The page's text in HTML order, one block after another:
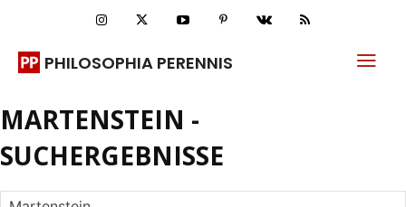
PHILOSOPHIA PERENNIS
MARTENSTEIN -
SUCHERGEBNISSE